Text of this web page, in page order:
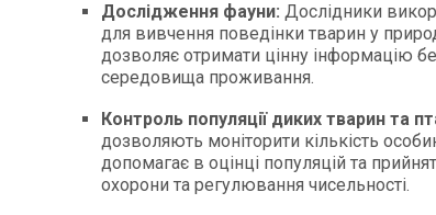
Дослідження фауни: Дослідники
для вивчення поведінки тварин у
дозволяє отримати цінну інформацію
середовища проживання.
Контроль популяції диких тварин та
дозволяють моніторити кількість
допомагає в оцінці популяцій та
охорони та регулювання чисельності.